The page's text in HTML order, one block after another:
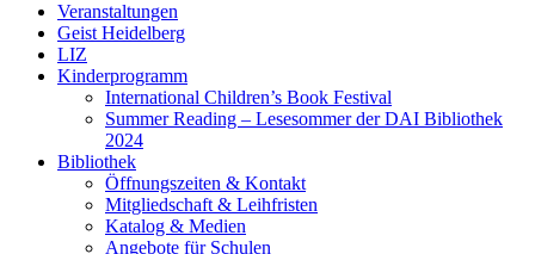
Veranstaltungen
Geist Heidelberg
LIZ
Kinderprogramm
International Children’s Book Festival
Summer Reading – Lesesommer der DAI Bibliothek
2024
Bibliothek
Öffnungszeiten & Kontakt
Mitgliedschaft & Leihfristen
Katalog & Medien
Angebote für Schulen